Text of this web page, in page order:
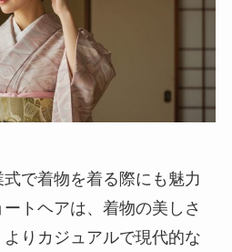
で着物を着る際にも魅力
トヘアは、着物の美しさ
りカジュアルで現代的な